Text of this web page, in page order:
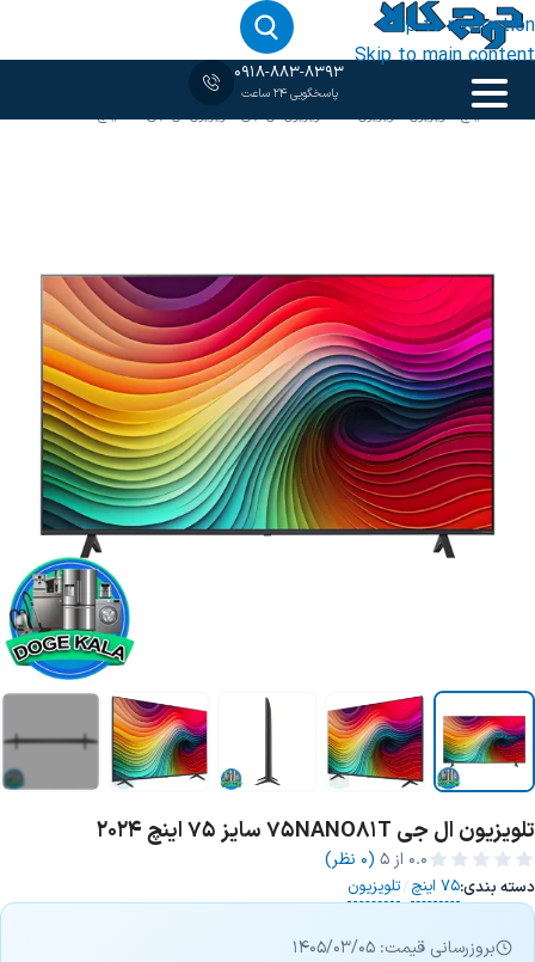
Skip to navigation
Skip to main content
0918-883-8393
پاسخگویی 24 ساعت
خانه‹75 اینچ /تلویزیون/تلویزیون 4K /تلویزیون ال جی/تلویزیون ال جی 75 اینچ
+7 تصویر تلویزیون ال جی 75NANO81T سایز 75 اینچ 2024
0.0 از ۵ (0 نظر)
دسته بندی:75 اینچ /تلویزیون
بروزرسانی قیمت: 1405/03/05